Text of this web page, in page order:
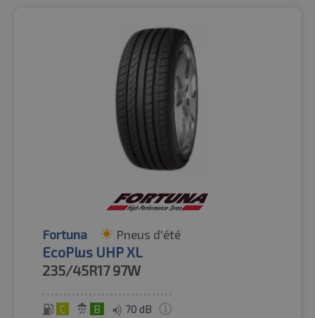
Fortuna Pneus d'été
EcoPlus UHP XL
235/45R17 97W
C B 70 dB